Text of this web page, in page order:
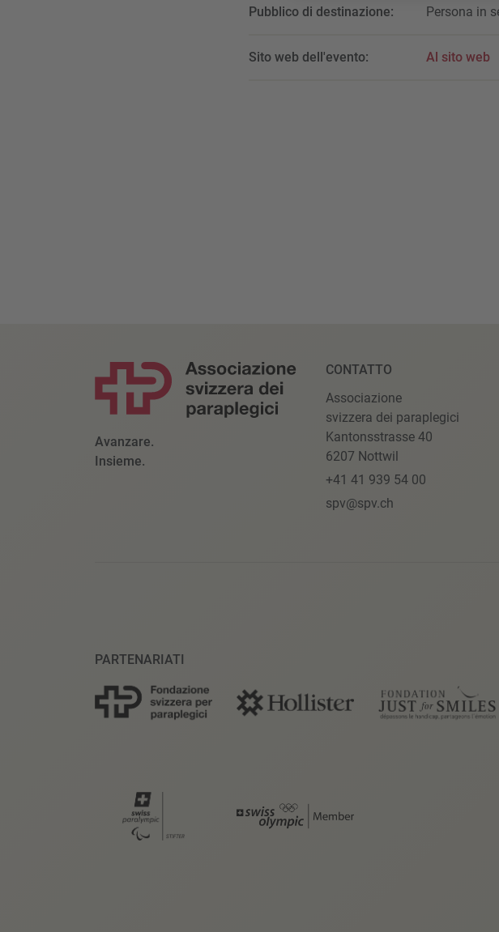
Pubblico di destinazione: Persona in
Sito web dell'evento: Al sito web
Avanzare.
Insieme.
CONTATTO
Associazione
svizzera dei paraplegici
Kantonsstrasse 40
6207 Nottwil
+41 41 939 54 00
spv@spv.ch
PARTENARIATI